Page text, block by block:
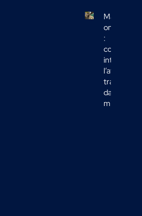
Marketing
omnicanal
:
comment
intégrer
l’affichage
transport
dans votre
mix média